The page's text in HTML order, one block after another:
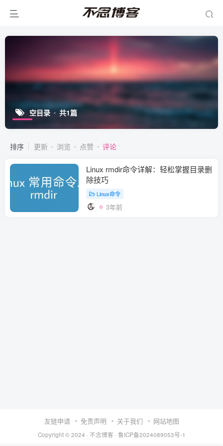
空目录 共1篇
排序 更新 浏览 点赞 评论
Linux rmdir命令详解：轻松掌握目录删
除技巧
Linux命令
3年前
友链申请 免责声明 关于我们 网站地图
Copyright © 2024 · 不念博客 · 鲁ICP备2024089053号-1